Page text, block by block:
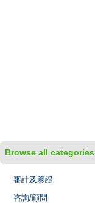
Browse all categories
審計及鑒證
咨詢/顧問